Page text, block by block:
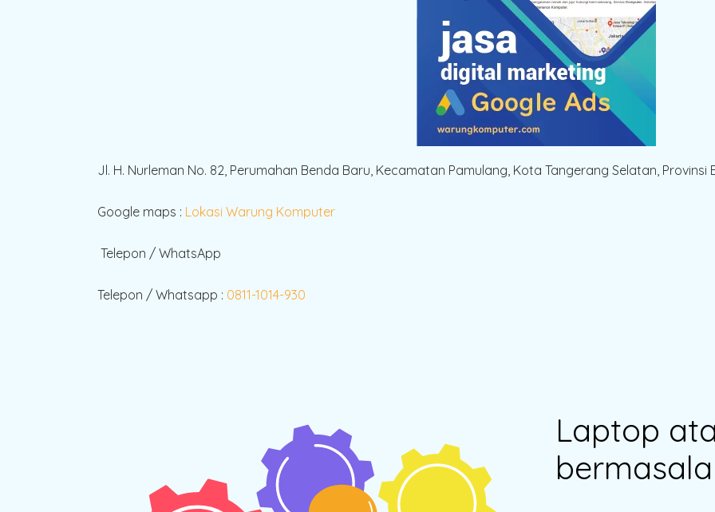
Jl. H. Nurleman No. 82, Perumahan Benda Baru, Kecamatan Pamulang, Kota Tangerang Selatan, Provinsi
Google maps : Lokasi Warung Komputer
Telepon / WhatsApp
Telepon / Whatsapp : 0811-1014-930
Laptop